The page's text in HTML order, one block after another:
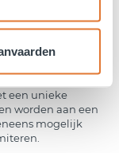
een compleet
aansluiten
een unieke
worden aan een
mogelijk